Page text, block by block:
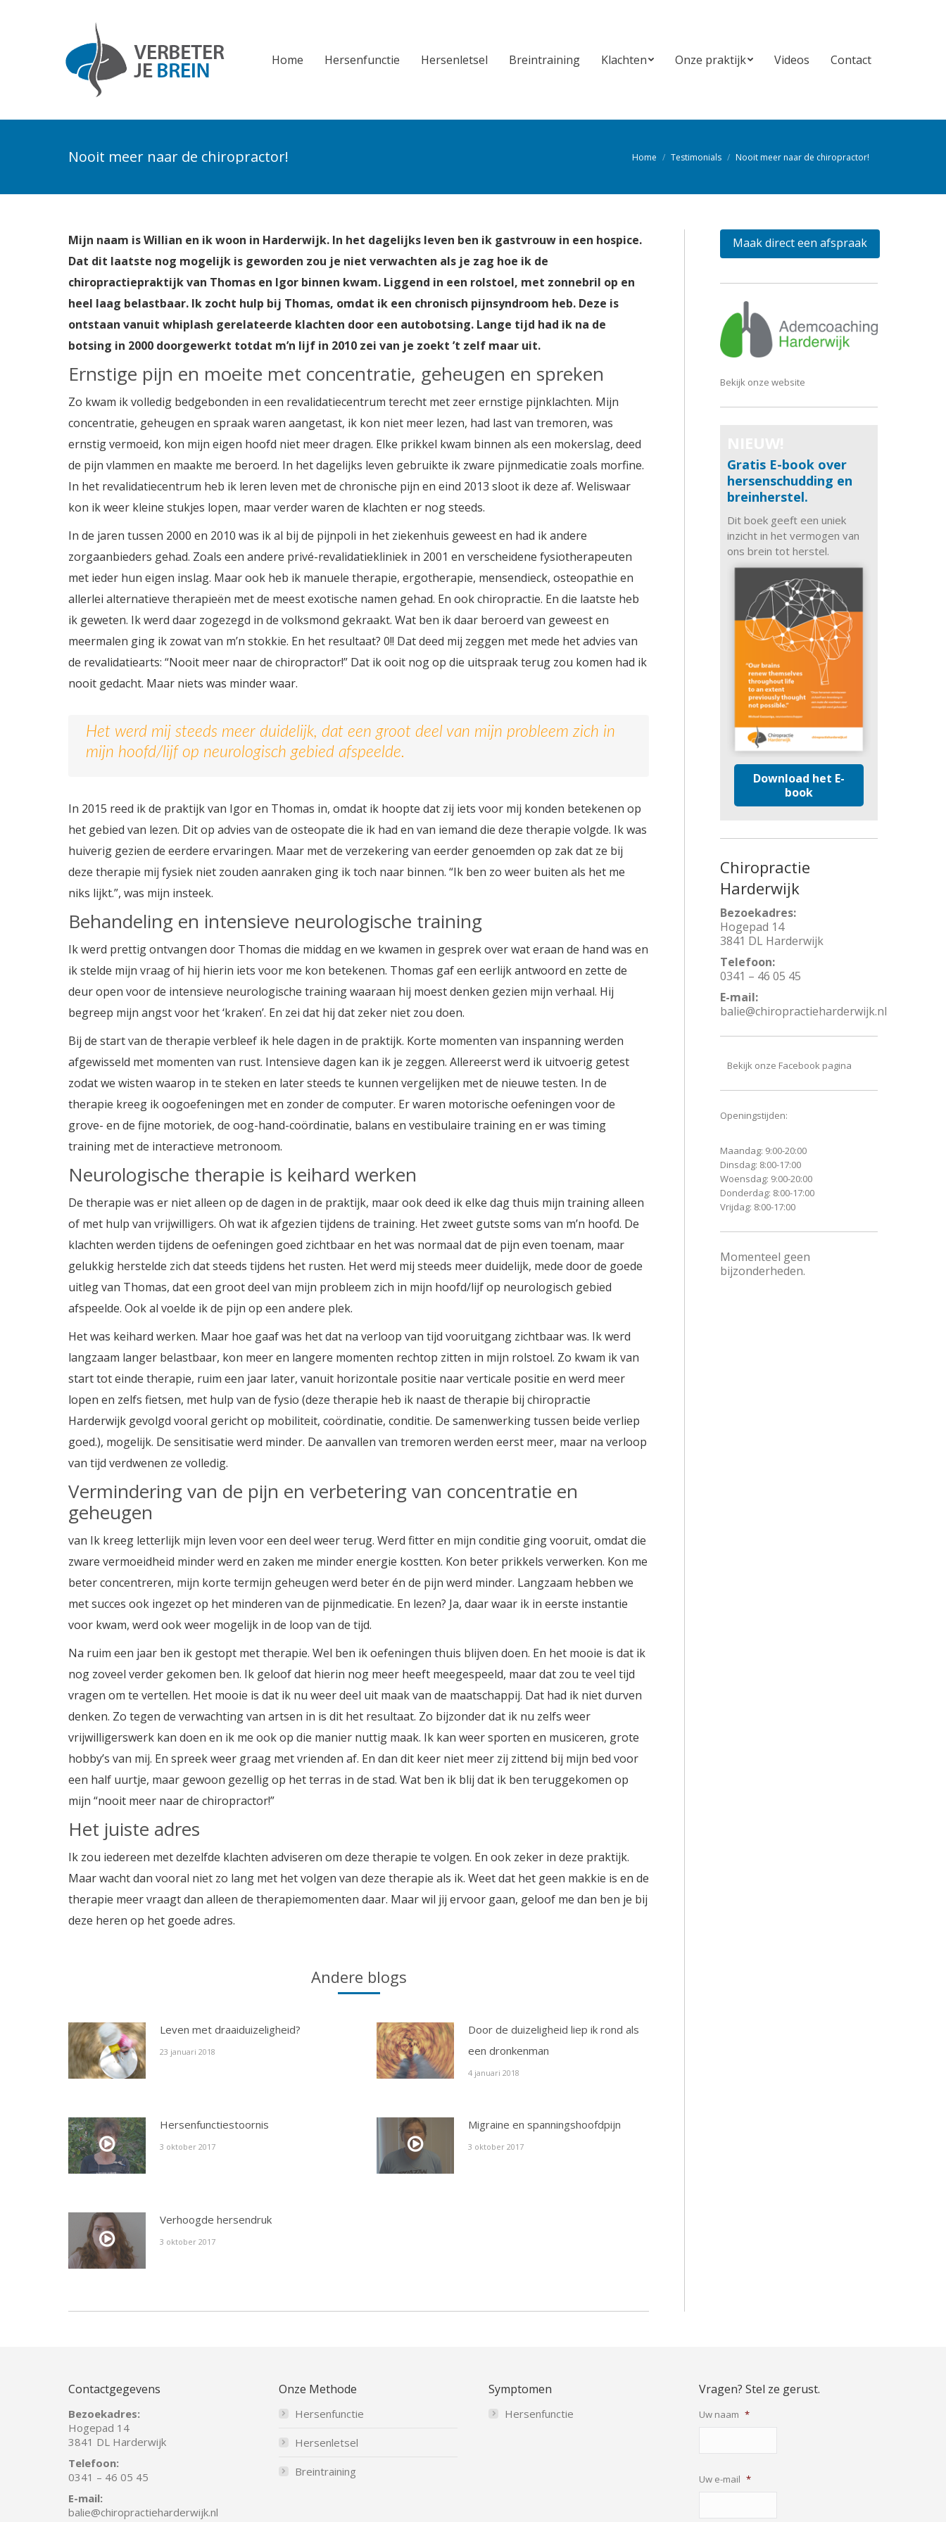
Home Hersenfunctie Hersenletsel Breintraining Klachten Onze praktijk Videos Contact
Nooit meer naar de chiropractor! Je bent hier:
Home Testimonials Nooit meer naar de chiropractor!
Mijn naam is Willian en ik woon in Harderwijk. In het dagelijks leven ben ik gastvrouw in een hospice.
Dat dit laatste nog mogelijk is geworden zou je niet verwachten als je zag hoe ik de
chiropractiepraktijk van Thomas en Igor binnen kwam. Liggend in een rolstoel, met zonnebril op en
heel laag belastbaar. Ik zocht hulp bij Thomas, omdat ik een chronisch pijnsyndroom heb. Deze is
ontstaan vanuit whiplash gerelateerde klachten door een autobotsing. Lange tijd had ik na de
botsing in 2000 doorgewerkt totdat m’n lijf in 2010 zei van je zoekt ’t zelf maar uit.
Ernstige pijn en moeite met concentratie, geheugen en spreken
Zo kwam ik volledig bedgebonden in een revalidatiecentrum terecht met zeer ernstige pijnklachten. Mijn
concentratie, geheugen en spraak waren aangetast, ik kon niet meer lezen, had last van tremoren, was
ernstig vermoeid, kon mijn eigen hoofd niet meer dragen. Elke prikkel kwam binnen als een mokerslag, deed
de pijn vlammen en maakte me beroerd. In het dagelijks leven gebruikte ik zware pijnmedicatie zoals morfine.
In het revalidatiecentrum heb ik leren leven met de chronische pijn en eind 2013 sloot ik deze af. Weliswaar
kon ik weer kleine stukjes lopen, maar verder waren de klachten er nog steeds.
In de jaren tussen 2000 en 2010 was ik al bij de pijnpoli in het ziekenhuis geweest en had ik andere
zorgaanbieders gehad. Zoals een andere privé-revalidatiekliniek in 2001 en verscheidene fysiotherapeuten
met ieder hun eigen inslag. Maar ook heb ik manuele therapie, ergotherapie, mensendieck, osteopathie en
allerlei alternatieve therapieën met de meest exotische namen gehad. En ook chiropractie. En die laatste heb
ik geweten. Ik werd daar zogezegd in de volksmond gekraakt. Wat ben ik daar beroerd van geweest en
meermalen ging ik zowat van m’n stokkie. En het resultaat? 0!! Dat deed mij zeggen met mede het advies van
de revalidatiearts: “Nooit meer naar de chiropractor!” Dat ik ooit nog op die uitspraak terug zou komen had ik
nooit gedacht. Maar niets was minder waar.
Het werd mij steeds meer duidelijk, dat een groot deel van mijn probleem zich in
mijn hoofd/lijf op neurologisch gebied afspeelde.
In 2015 reed ik de praktijk van Igor en Thomas in, omdat ik hoopte dat zij iets voor mij konden betekenen op
het gebied van lezen. Dit op advies van de osteopate die ik had en van iemand die deze therapie volgde. Ik was
huiverig gezien de eerdere ervaringen. Maar met de verzekering van eerder genoemden op zak dat ze bij
deze therapie mij fysiek niet zouden aanraken ging ik toch naar binnen. “Ik ben zo weer buiten als het me
niks lijkt.”, was mijn insteek.
Behandeling en intensieve neurologische training
Ik werd prettig ontvangen door Thomas die middag en we kwamen in gesprek over wat eraan de hand was en
ik stelde mijn vraag of hij hierin iets voor me kon betekenen. Thomas gaf een eerlijk antwoord en zette de
deur open voor de intensieve neurologische training waaraan hij moest denken gezien mijn verhaal. Hij
begreep mijn angst voor het ‘kraken’. En zei dat hij dat zeker niet zou doen.
Bij de start van de therapie verbleef ik hele dagen in de praktijk. Korte momenten van inspanning werden
afgewisseld met momenten van rust. Intensieve dagen kan ik je zeggen. Allereerst werd ik uitvoerig getest
zodat we wisten waarop in te steken en later steeds te kunnen vergelijken met de nieuwe testen. In de
therapie kreeg ik oogoefeningen met en zonder de computer. Er waren motorische oefeningen voor de
grove- en de fijne motoriek, de oog-hand-coördinatie, balans en vestibulaire training en er was timing
training met de interactieve metronoom.
Neurologische therapie is keihard werken
De therapie was er niet alleen op de dagen in de praktijk, maar ook deed ik elke dag thuis mijn training alleen
of met hulp van vrijwilligers. Oh wat ik afgezien tijdens de training. Het zweet gutste soms van m’n hoofd. De
klachten werden tijdens de oefeningen goed zichtbaar en het was normaal dat de pijn even toenam, maar
gelukkig herstelde zich dat steeds tijdens het rusten. Het werd mij steeds meer duidelijk, mede door de goede
uitleg van Thomas, dat een groot deel van mijn probleem zich in mijn hoofd/lijf op neurologisch gebied
afspeelde. Ook al voelde ik de pijn op een andere plek.
Het was keihard werken. Maar hoe gaaf was het dat na verloop van tijd vooruitgang zichtbaar was. Ik werd
langzaam langer belastbaar, kon meer en langere momenten rechtop zitten in mijn rolstoel. Zo kwam ik van
start tot einde therapie, ruim een jaar later, vanuit horizontale positie naar verticale positie en werd meer
lopen en zelfs fietsen, met hulp van de fysio (deze therapie heb ik naast de therapie bij chiropractie
Harderwijk gevolgd vooral gericht op mobiliteit, coördinatie, conditie. De samenwerking tussen beide verliep
goed.), mogelijk. De sensitisatie werd minder. De aanvallen van tremoren werden eerst meer, maar na verloop
van tijd verdwenen ze volledig.
Vermindering van de pijn en verbetering van concentratie en
geheugen
van Ik kreeg letterlijk mijn leven voor een deel weer terug. Werd fitter en mijn conditie ging vooruit, omdat die
zware vermoeidheid minder werd en zaken me minder energie kostten. Kon beter prikkels verwerken. Kon me
beter concentreren, mijn korte termijn geheugen werd beter én de pijn werd minder. Langzaam hebben we
met succes ook ingezet op het minderen van de pijnmedicatie. En lezen? Ja, daar waar ik in eerste instantie
voor kwam, werd ook weer mogelijk in de loop van de tijd.
Na ruim een jaar ben ik gestopt met therapie. Wel ben ik oefeningen thuis blijven doen. En het mooie is dat ik
nog zoveel verder gekomen ben. Ik geloof dat hierin nog meer heeft meegespeeld, maar dat zou te veel tijd
vragen om te vertellen. Het mooie is dat ik nu weer deel uit maak van de maatschappij. Dat had ik niet durven
denken. Zo tegen de verwachting van artsen in is dit het resultaat. Zo bijzonder dat ik nu zelfs weer
vrijwilligerswerk kan doen en ik me ook op die manier nuttig maak. Ik kan weer sporten en musiceren, grote
hobby’s van mij. En spreek weer graag met vrienden af. En dan dit keer niet meer zij zittend bij mijn bed voor
een half uurtje, maar gewoon gezellig op het terras in de stad. Wat ben ik blij dat ik ben teruggekomen op
mijn “nooit meer naar de chiropractor!”
Het juiste adres
Ik zou iedereen met dezelfde klachten adviseren om deze therapie te volgen. En ook zeker in deze praktijk.
Maar wacht dan vooral niet zo lang met het volgen van deze therapie als ik. Weet dat het geen makkie is en de
therapie meer vraagt dan alleen de therapiemomenten daar. Maar wil jij ervoor gaan, geloof me dan ben je bij
deze heren op het goede adres.
Andere blogs
Leven met draaiduizeligheid?
23 januari 2018
Door de duizeligheid liep ik rond als
een dronkenman
4 januari 2018
Hersenfunctiestoornis
3 oktober 2017
Migraine en spanningshoofdpijn
3 oktober 2017
Verhoogde hersendruk
3 oktober 2017
Maak direct een afspraak
Bekijk onze website
Gratis E-book over
hersenschudding en
breinherstel.
Dit boek geeft een uniek
inzicht in het vermogen van
ons brein tot herstel.
Download het E-
book
Chiropractie
Harderwijk
Bezoekadres:
Hogepad 14
3841 DL Harderwijk
Telefoon:
0341 – 46 05 45
E-mail:
balie@chiropractieharderwijk.nl
Bekijk onze Facebook pagina
Openingstijden:
Maandag: 9:00-20:00
Dinsdag: 8:00-17:00
Woensdag: 9:00-20:00
Donderdag: 8:00-17:00
Vrijdag: 8:00-17:00
Momenteel geen
bijzonderheden.
Contactgegevens
Bezoekadres:
Hogepad 14
3841 DL Harderwijk
Telefoon:
0341 – 46 05 45
E-mail:
balie@chiropractieharderwijk.nl
Onze Methode
Hersenfunctie
Hersenletsel
Breintraining
Symptomen
Hersenfunctie
Vragen? Stel ze gerust.
Uw naam *
Uw e-mail *